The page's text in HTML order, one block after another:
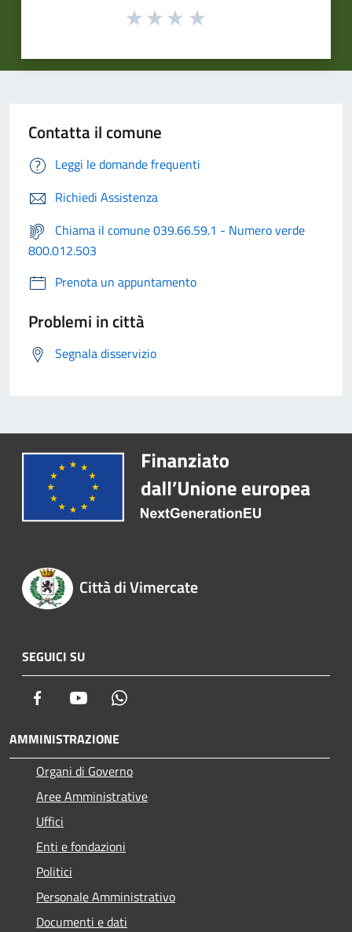
Contatta il comune
Leggi le domande frequenti
Richiedi Assistenza
Chiama il comune 039.66.59.1 - Numero verde
800.012.503
Prenota un appuntamento
Problemi in città
Segnala disservizio
Città di Vimercate
SEGUICI SU
Facebook Youtube
AMMINISTRAZIONE
Organi di Governo
Aree Amministrative
Uffici
Enti e fondazioni
Politici
Personale Amministrativo
Documenti e dati